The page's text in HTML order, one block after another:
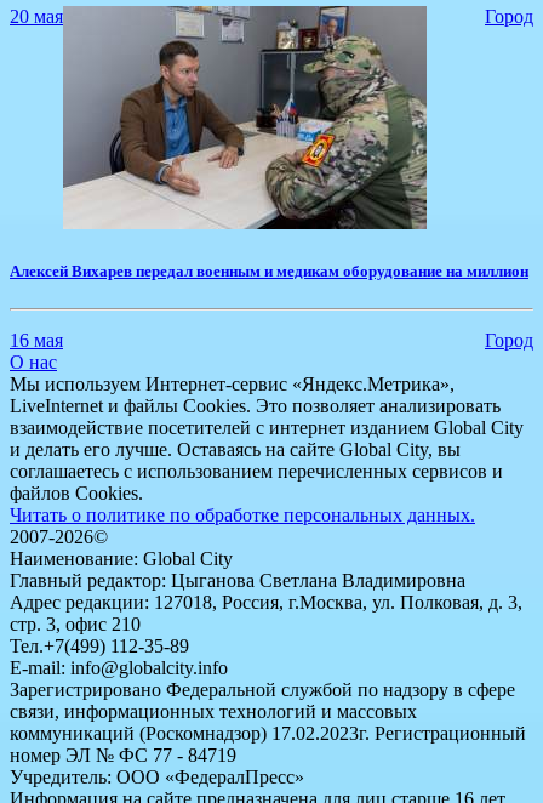
20 мая Город
Алексей Вихарев передал военным и медикам оборудование на миллион
16 мая
Город
О нас
Мы используем Интернет-сервис «Яндекс.Метрика»,
LiveInternet и файлы Cookies. Это позволяет анализировать
взаимодействие посетителей с интернет изданием Global City
и делать его лучше. Оставаясь на сайте Global City, вы
соглашаетесь с использованием перечисленных сервисов и
файлов Cookies.
Читать о политике по обработке персональных данных.
2007-2026©
Наименование: Global City
Главный редактор: Цыганова Светлана Владимировна
Адрес редакции: 127018, Россия, г.Москва, ул. Полковая, д. 3,
стр. 3, офис 210
Тел.+7(499) 112-35-89
E-mail: info@globalcity.info
Зарегистрировано Федеральной службой по надзору в сфере
связи, информационных технологий и массовых
коммуникаций (Роскомнадзор) 17.02.2023г. Регистрационный
номер ЭЛ № ФС 77 - 84719
Учредитель: ООО «ФедералПресс»
Информация на сайте предназначена для лиц старше 16 лет